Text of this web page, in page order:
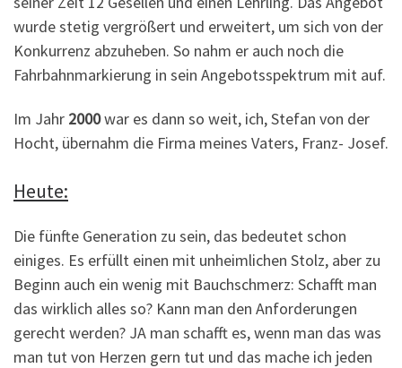
wurde stetig vergrößert und erweitert, um sich von der
Konkurrenz abzuheben. So nahm er auch noch die
Fahrbahnmarkierung in sein Angebotsspektrum mit auf.
Im Jahr 2000war es dann so weit, ich, Stefan von der
Hocht, übernahm die Firma meines Vaters, Franz- Josef.
Heute:
Die fünfte Generation zu sein, das bedeutet schon
einiges. Es erfüllt einen mit unheimlichen Stolz, aber zu
Beginn auch ein wenig mit Bauchschmerz: Schafft man
das wirklich alles so? Kann man den Anforderungen
gerecht werden? JA man schafft es, wenn man das was
man tut von Herzen gern tut und das mache ich jeden